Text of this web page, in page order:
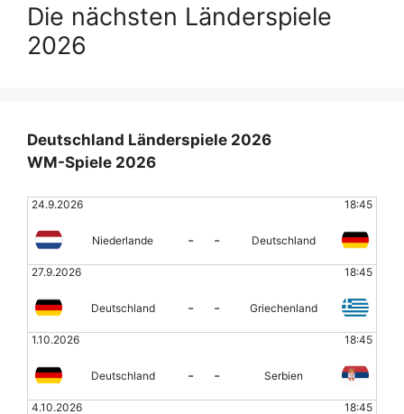
Die nächsten Länderspiele
2026
Deutschland Länderspiele 2026
WM-Spiele 2026
24.9.2026 18:45
Niederlande - - Deutschland
27.9.2026 18:45
Deutschland - - Griechenland
1.10.2026 18:45
Deutschland - - Serbien
4.10.2026 18:45